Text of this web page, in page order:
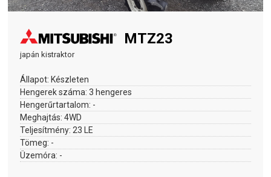
MTZ23
japán kistraktor
Állapot: Készleten
Hengerek száma:3 hengeres
Hengerűrtartalom: -
Meghajtás:4WD
Teljesítmény: 23 LE
Tömeg: -
Üzemóra: -